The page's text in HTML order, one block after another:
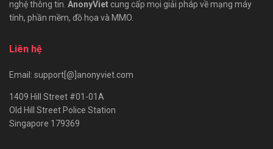
nghệ thông tin. AnonyViet cung cấp mọi giải pháp về mạng máy
tính, phần mềm, đồ họa và MMO.
Liên hệ
Email: support[@]anonyviet.com
1409 Hill Street #01-01A
Old Hill Street Police Station
Singapore 179369